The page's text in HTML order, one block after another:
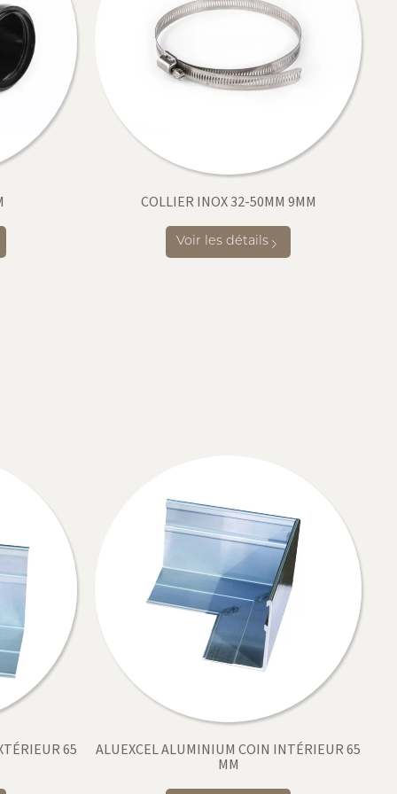
COLLIER INOX 32-50MM 9MM
Voir les détails
65 ALUEXCEL ALUMINIUM COIN INTÉRIEUR 65
MM